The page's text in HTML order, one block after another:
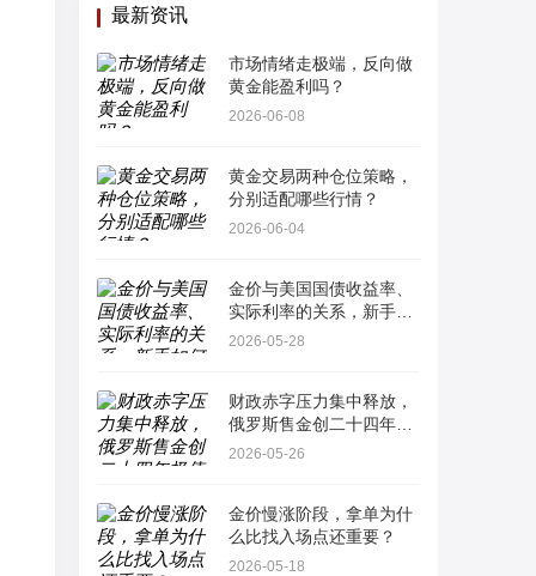
最新资讯
市场情绪走极端，反向做
黄金能盈利吗？
2026-06-08
黄金交易两种仓位策略，
分别适配哪些行情？
2026-06-04
金价与美国国债收益率、
实际利率的关系，新手如
何看懂最简单指标？
2026-05-28
财政赤字压力集中释放，
俄罗斯售金创二十四年极
值
2026-05-26
金价慢涨阶段，拿单为什
么比找入场点还重要？
2026-05-18